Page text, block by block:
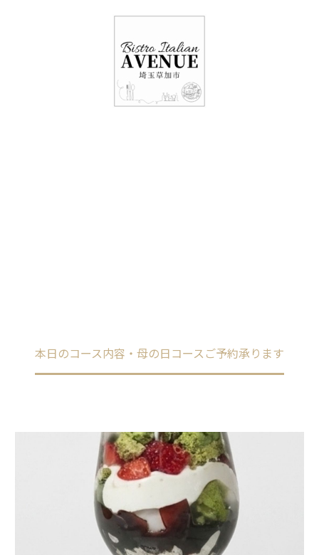
本日のコース内容・母の日コースご予約承ります